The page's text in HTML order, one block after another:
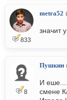
833
metra52
значит
8
Пушкин
И
смене